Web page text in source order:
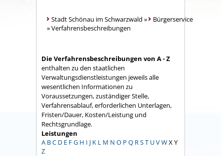
Stadt Schönau im Schwarzwald »
Bürgerservice
»Verfahrensbeschreibungen
Die Verfahrensbeschreibungen von A - Z
enthalten zu den staatlichen
Verwaltungsdienstleistungen jeweils alle
wesentlichen Informationen zu
Voraussetzungen, zuständiger Stelle,
Verfahrensablauf, erforderlichen Unterlagen,
Fristen/Dauer, Kosten/Leistung und
Rechtsgrundlage.
Leistungen
A BC D E FG H I J K L M N O P Q RST UVWX Y
Z